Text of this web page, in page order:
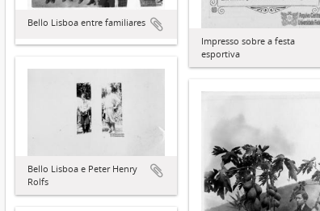
Impresso sobre a festa
esportiva
Bello Lisboa entre familiares
Bello Lisboa e Peter Henry
Rolfs